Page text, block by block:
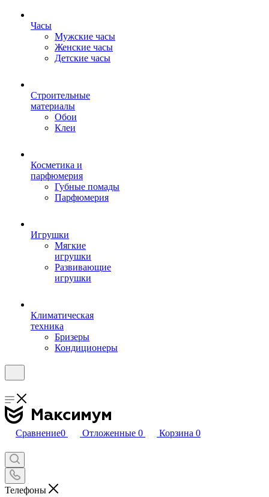
Часы
Мужские часы
Женские часы
Детские часы
Строительные
материалы
Обои
Клеи
Косметика и
парфюмерия
Губные помады
Парфюмерия
Игрушки
Мягкие
игрушки
Развивающие
игрушки
Климатическая
техника
Бризеры
Кондиционеры
Сравнение0 Отложенные 0 Корзина 0
Телефоны